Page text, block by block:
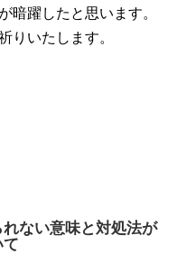
暗躍したと思います。
りいたします。
ない意味と対処法が
て